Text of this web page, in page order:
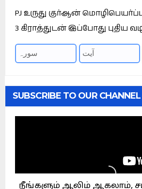
PJ உருது குர்ஆன்
3 கிராத்துடன் இப்போது புதிய
SUBSCRIBE TO OUR CHANNEL